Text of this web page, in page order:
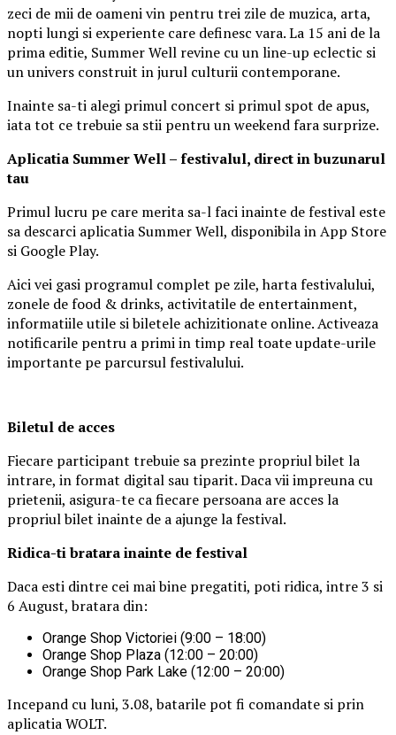
zeci de mii de oameni vin pentru trei zile de muzica, arta,
nopti lungi si experiente care definesc vara. La 15 ani de la
prima editie, Summer Well revine cu un line-up eclectic si
un univers construit in jurul culturii contemporane.
Inainte sa-ti alegi primul concert si primul spot de apus,
iata tot ce trebuie sa stii pentru un weekend fara surprize.
Aplicatia Summer Well– festivalul, direct in buzunarul
tau
Primul lucru pe care merita sa-l faci inainte de festival este
sa descarci aplicatia Summer Well, disponibila in App Store
si Google Play.
Aici vei gasi programul complet pe zile, harta festivalului,
zonele de food & drinks, activitatile de entertainment,
informatiile utile si biletele achizitionate online. Activeaza
notificarile pentru a primi in timp real toate update-urile
importante pe parcursul festivalului.
Biletul de acces
Fiecare participant trebuie sa prezinte propriul bilet la
intrare, in format digital sau tiparit. Daca vii impreuna cu
prietenii, asigura-te ca fiecare persoana are acces la
propriul bilet inainte de a ajunge la festival.
Ridica-ti bratarainainte de festival
Daca esti dintre cei mai bine pregatiti, poti ridica, intre 3 si
6 August, bratara din:
Orange Shop Victoriei (9:00 – 18:00)
Orange Shop Plaza (12:00 – 20:00)
Orange Shop Park Lake (12:00 – 20:00)
Incepand cu luni, 3.08, batarile pot fi comandate si prin
aplicatia WOLT.